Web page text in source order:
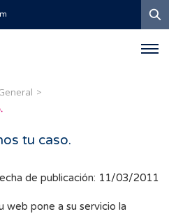
tu caso.
de publicación: 11/03/2011
web pone a su servicio la